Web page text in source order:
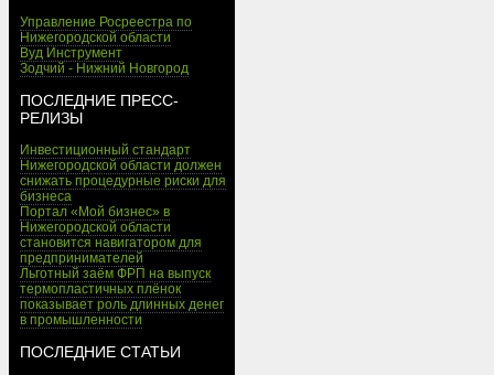
Управление Росреестра по
Нижегородской области
Вуд Инструмент
Зодчий - Нижний Новгород
ПОСЛЕДНИЕ ПРЕСС-
РЕЛИЗЫ
Инвестиционный стандарт
Нижегородской области должен
снижать процедурные риски для
бизнеса
Портал «Мой бизнес» в
Нижегородской области
становится навигатором для
предпринимателей
Льготный заём ФРП на выпуск
термопластичных плёнок
показывает роль длинных денег
в промышленности
ПОСЛЕДНИЕ СТАТЬИ